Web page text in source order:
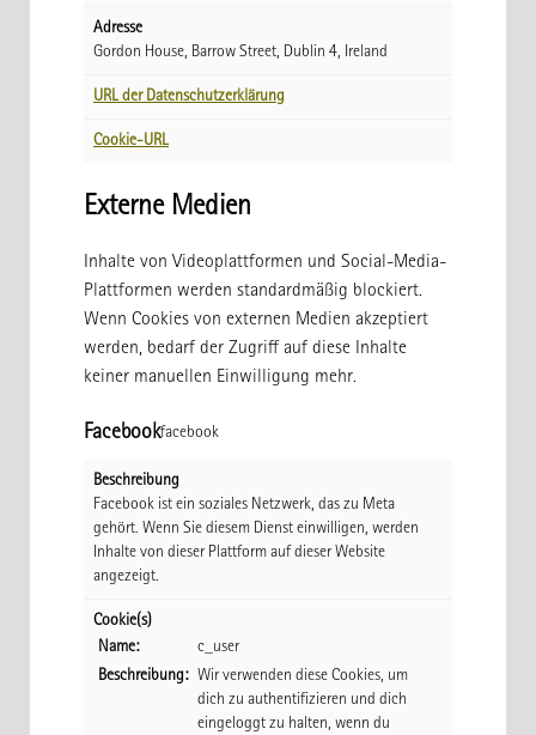
Adresse
Gordon House, Barrow Street, Dublin 4, Ireland
URL der Datenschutzerklärung
Cookie-URL
Externe Medien
Inhalte von Videoplattformen und Social-Media-
Plattformen werden standardmäßig blockiert.
Wenn Cookies von externen Medien akzeptiert
werden, bedarf der Zugriff auf diese Inhalte
keiner manuellen Einwilligung mehr.
Facebookfacebook
Beschreibung
Facebook ist ein soziales Netzwerk, das zu Meta
gehört. Wenn Sie diesem Dienst einwilligen, werden
Inhalte von dieser Plattform auf dieser Website
angezeigt.
Cookie(s)
Name:
c_user
Beschreibung:
Wir verwenden diese Cookies, um
dich zu authentifizieren und dich
eingeloggt zu halten, wenn du